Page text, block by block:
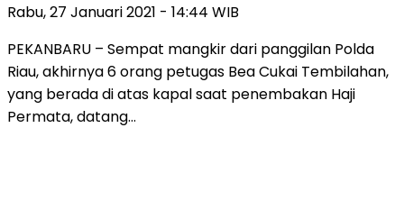
Rabu, 27 Januari 2021 - 14:44 WIB
PEKANBARU – Sempat mangkir dari panggilan Polda
Riau, akhirnya 6 orang petugas Bea Cukai Tembilahan,
yang berada di atas kapal saat penembakan Haji
Permata, datang…